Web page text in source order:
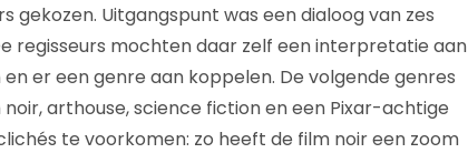
gekozen. Uitgangspunt was een dialoog van zes
regisseurs mochten daar zelf een interpretatie aan
er een genre aan koppelen. De volgende genres
arthouse, science fiction en een Pixar-achtige
te voorkomen: zo heeft de film noir een zoom